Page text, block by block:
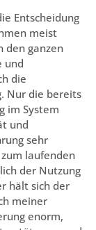
Entscheidung
meist
den ganzen
und
die
Nur die bereits
im System
und
sehr
laufenden
der Nutzung
hält sich der
meiner
enorm,